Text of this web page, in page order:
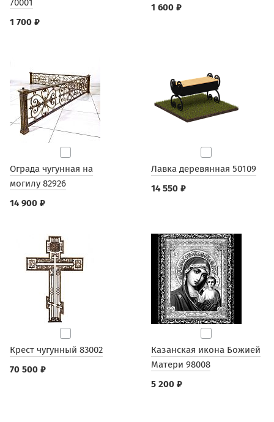
70001
1 700 ₽
1 600 ₽
Ограда чугунная на
могилу 82926
14 900 ₽
Лавка деревянная 50109
14 550 ₽
Крест чугунный 83002
70 500 ₽
Казанская икона Божией
Матери 98008
5 200 ₽